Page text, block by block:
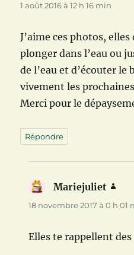
1 août 2016 à 12 h 16 min
J’aime ces photos,
plonger dans l’eau ou
de l’eau et d’écouter
vivement les
Merci pour le
Répondre
Mariejuliet
18 novembre 2017 à 0 h 01
Elles te rappellent